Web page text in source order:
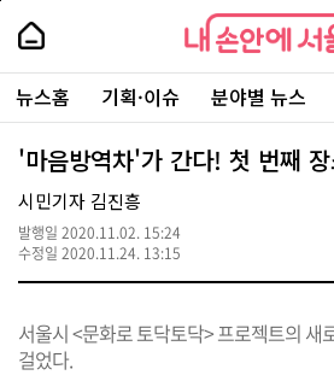
본
로
가
내
손
안
에
서
울
-
서
울
시
대
표
소
포
털
내
손
에
울
주
요
서
뉴스홈 기획·이슈 분야별 뉴스
'마음방역차'가 간다! 첫 번째
시민기자 김진흥
발행일 2020.11.02. 15:24
수정일 2020.11.24. 13:15
서울시 <문화로 토닥토닥> 프로젝트의 새
걸었다.
페
상
단
로